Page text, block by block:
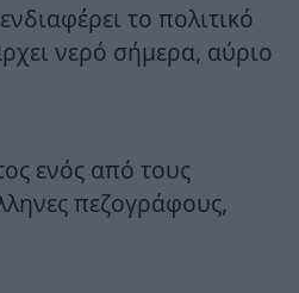
το πολιτικό
νερό σήμερα, αύριο
ενός από τους
πεζογράφους,